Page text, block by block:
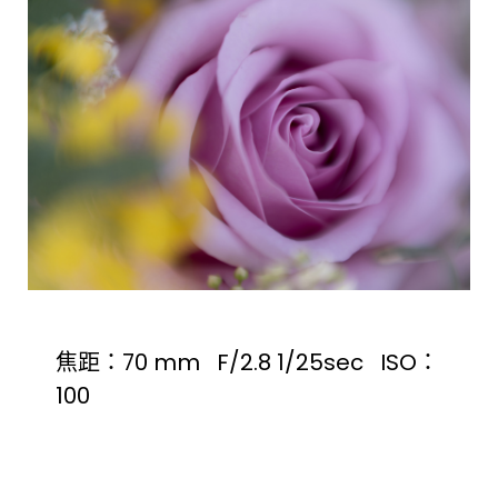
焦距：70 mm F/2.8 1/25sec ISO：
100